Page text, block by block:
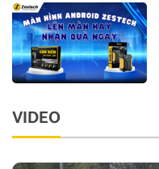
VIDEO